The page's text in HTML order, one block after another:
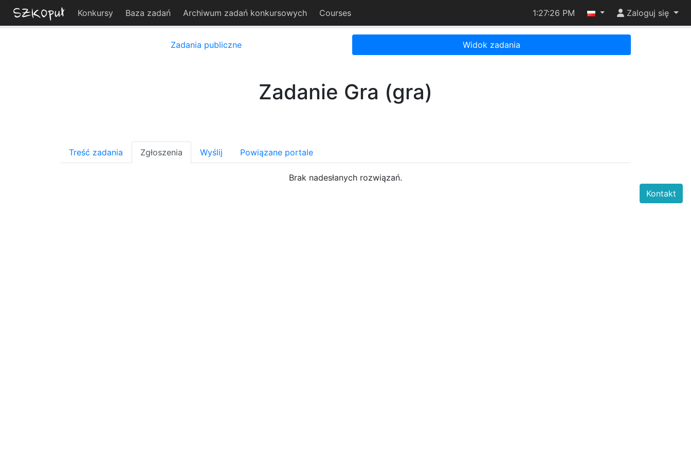
Konkursy Baza zadań Archiwum zadań konkursowych Courses 1:27:26 PM Zaloguj się
Zadania publiczne Widok zadania
Zadanie Gra (gra)
Treść zadania Zgłoszenia Wyślij Powiązane portale
Brak nadesłanych rozwiązań.
Kontakt